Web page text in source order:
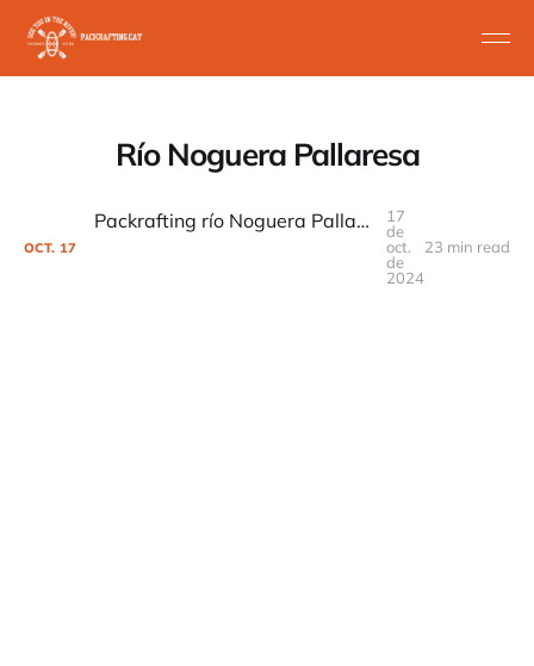
Río Noguera Pallaresa
OCT. 17
Packrafting río Noguera Pallaresa tramo Clasico de Llavorsí a Sort
17
de
oct.
de
2024
23 min read